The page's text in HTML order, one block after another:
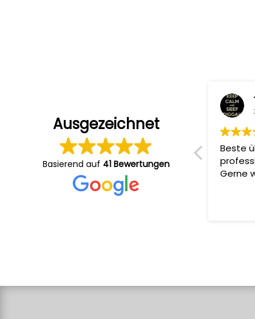
Ausgezeichnet
Basierend auf 41 Bewertungen
Sehr professionelle Produktionen,
zuverlässige Absprachen und
angenehme Atmosphäre am Set.
Ergebnis immer Top ????????
Beste
Gerne